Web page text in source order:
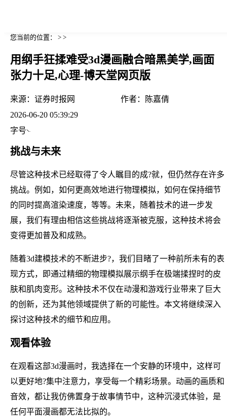
您当前的位置： > >
用纲手狂揉难受3d漫画融合暗黑美学,画面
张力十足,心理-博天堂网页版
来源： 证券时报网 作者：
陈嘉倩
2026-06-20 05:39:29
字号
挑战与未来
尽管这种技术已经取得了令人瞩目的成?就，但仍然存在许多
挑战。例如，如何更高效地进行物理模拟，如何在保持细节
的同时提高渲染速度，等等。未来，随着技术的进一步发
展，我们有理由相信这些挑战将逐渐被克服，这种技术将会
变得更加普及和成熟。
随着3d建模技术的不断进步?，我们目睹了一种前所未有的表
现方式，即通过精细的物理模拟展示纲手在极端揉捏时的皮
肤和肌肉变形。这种技术不仅在动漫和游戏行业带来了巨大
的创新，还为其他领域提供了新的可能性。本文将继续深入
探讨这种技术的细节和应用。
观看体验
在观看这部3d漫画时，我选择在一个安静的环境中，这样可
以更好地?集中注意力，享受每一个精彩场景。动画的画质和
音效，都让我仿佛置身于故事情节中，这种沉浸式体验，是
任何平面漫画都无法比拟的。